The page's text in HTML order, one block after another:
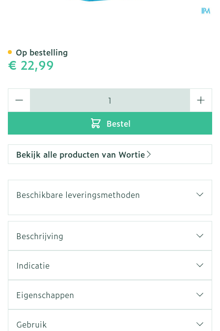
€ 22,99
Bestel
Op bestelling
Bekijk alle producten van Wortie
Beschikbare leveringsmethoden
Beschrijving
Indicatie
Eigenschappen
Gebruik